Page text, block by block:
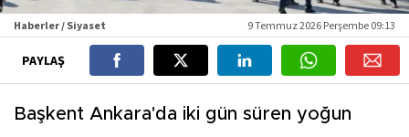
Haberler / Siyaset 9 Temmuz 2026 Perşembe 09:13
PAYLAŞ
Başkent Ankara'da iki gün süren yoğun